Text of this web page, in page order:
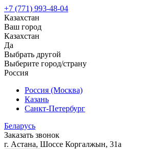
+7 (771) 993-48-04
Казахстан
Ваш город
Казахстан
Да
Выбрать другой
Выберите город/страну
Россия
Россия (Москва)
Казань
Санкт-Петербург
Беларусь
Заказать звонок
г. Астана, Шоссе Коргалжын, 31а